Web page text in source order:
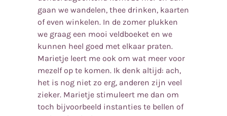
gaan we wandelen, thee drinken, kaarten
of even winkelen. In de zomer plukken
we graag een mooi veldboeket en we
kunnen heel goed met elkaar praten.
Marietje leert me ook om wat meer voor
mezelf op te komen. Ik denk altijd: ach,
het is nog niet zo erg, anderen zijn veel
zieker. Marietje stimuleert me dan om
toch bijvoorbeeld instanties te bellen of